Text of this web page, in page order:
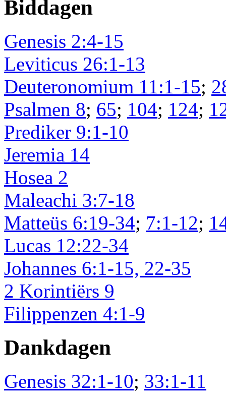
Biddagen
Genesis 2:4-15
Leviticus 26:1-13
Deuteronomium 11:1-15;
Psalmen 8; 65; 104; 124;
Prediker 9:1-10
Jeremia 14
Hosea 2
Maleachi 3:7-18
Matteüs 6:19-34; 7:1-12;
Lucas 12:22-34
Johannes 6:1-15, 22-35
2 Korintiërs 9
Filippenzen 4:1-9
Dankdagen
Genesis 32:1-10; 33:1-11